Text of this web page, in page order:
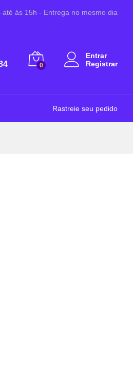
até ás 15h - Entrega no mesmo dia
0
Entrar
Registrar
Rastreie seu pedido
Adicionar ao Carrinho